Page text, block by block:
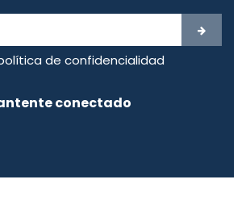
de confidencialidad
conectado